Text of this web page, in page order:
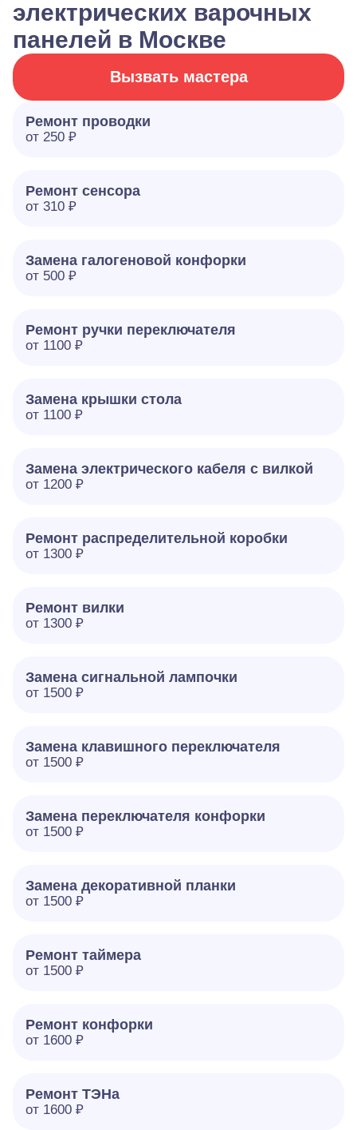
электрических варочных
панелей в Москве
Вызвать мастера
Ремонт проводки
от 250 ₽
Ремонт сенсора
от 310 ₽
Замена галогеновой конфорки
от 500 ₽
Ремонт ручки переключателя
от 1100 ₽
Замена крышки стола
от 1100 ₽
Замена электрического кабеля с вилкой
от 1200 ₽
Ремонт распределительной коробки
от 1300 ₽
Ремонт вилки
от 1300 ₽
Замена сигнальной лампочки
от 1500 ₽
Замена клавишного переключателя
от 1500 ₽
Замена переключателя конфорки
от 1500 ₽
Замена декоративной планки
от 1500 ₽
Ремонт таймера
от 1500 ₽
Ремонт конфорки
от 1600 ₽
Ремонт ТЭНа
от 1600 ₽